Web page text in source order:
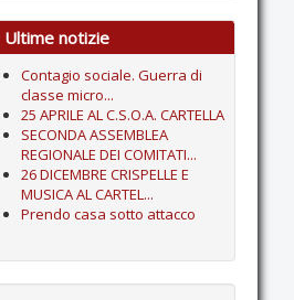
Ultime notizie
Contagio sociale. Guerra di
classe micro...
25 APRILE AL C.S.O.A. CARTELLA
SECONDA ASSEMBLEA
REGIONALE DEI COMITATI...
26 DICEMBRE CRISPELLE E
MUSICA AL CARTEL...
Prendo casa sotto attacco